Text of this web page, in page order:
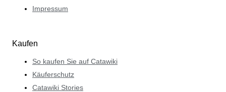
Impressum
Kaufen
So kaufen Sie auf Catawiki
Käuferschutz
Catawiki Stories